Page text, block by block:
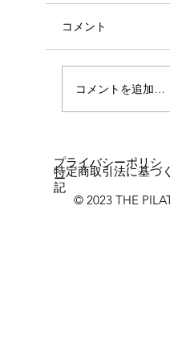
自己紹介
コメント
コメントを追加…
© 2023 THE
プライバシーポリシ
ー
特定商取引法に基づ
記